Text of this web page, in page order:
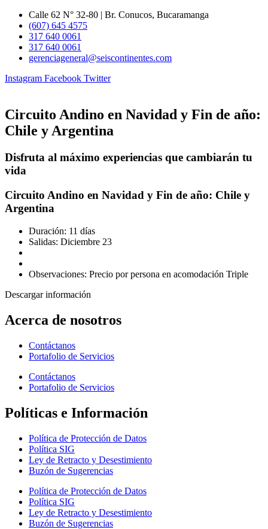
contenido
Calle 62 N° 32-80 | Br. Conucos, Bucaramanga
(607) 645 4575
317 640 0061
317 640 0061
gerenciageneral@seiscontinentes.com
Instagram Facebook Twitter
Circuito Andino en Navidad y Fin de año:
Chile y Argentina
Disfruta al máximo experiencias que cambiarán tu
vida
Circuito Andino en Navidad y Fin de año: Chile y
Argentina
Duración: 11 días
Salidas: Diciembre 23
Observaciones: Precio por persona en acomodación Triple
Descargar información
Acerca de nosotros
Contáctanos
Portafolio de Servicios
Contáctanos
Portafolio de Servicios
Políticas e Información
Política de Protección de Datos
Política SIG
Ley de Retracto y Desestimiento
Buzón de Sugerencias
Política de Protección de Datos
Política SIG
Ley de Retracto y Desestimiento
Buzón de Sugerencias